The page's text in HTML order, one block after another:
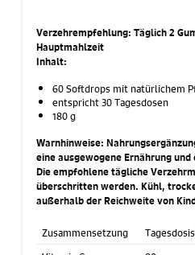
Verzehrempfehlung: Täglich 2
Hauptmahlzeit
Inhalt:
60 Softdrops mit natürlichem
entspricht 30 Tagesdosen
180 g
Warnhinweise:
eine ausgewogene Ernährung
Die empfohlene tägliche
überschritten werden. Kühl,
außerhalb der Reichweite von
Zusammensetzung